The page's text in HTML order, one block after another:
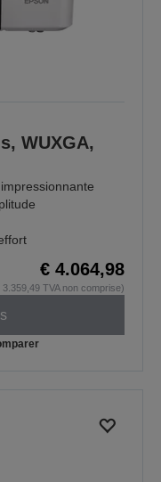
WUXGA,
€ 4.064,98
TVA non comprise)